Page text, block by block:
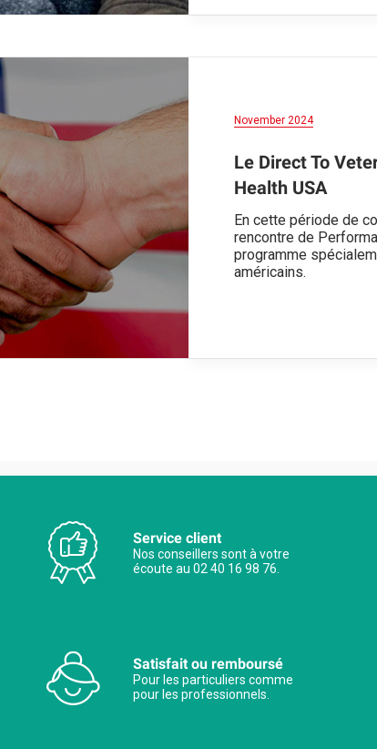
November 2024
Le Direct To
Health USA
En cette période de
rencontre de
programme
américains.
Service client
Nos conseillers sont à votre
écoute au 02 40 16 98 76.
Satisfait ou remboursé
Pour les particuliers comme
pour les professionnels.